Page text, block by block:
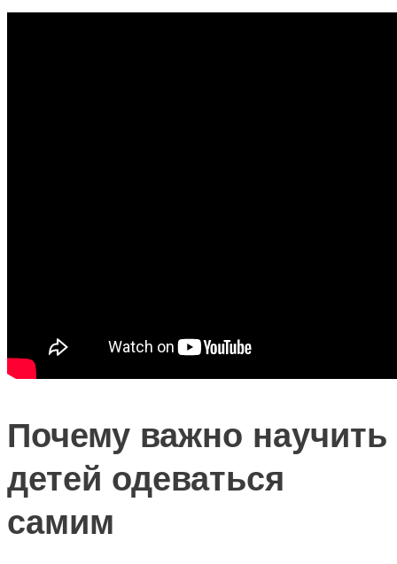
Почему важно научить
детей одеваться
самим